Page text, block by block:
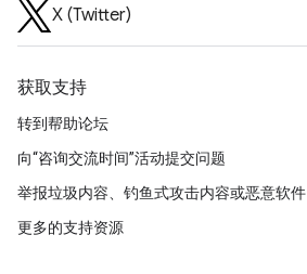
X (Twitter)
获取支持
转到帮助论坛
向“咨询交流时间”活动提交问题
举报垃圾内容、钓鱼式攻击内容或恶意软件
更多的支持资源